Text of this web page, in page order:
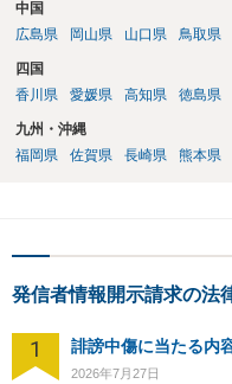
中国
広島県
岡山県 山口県 鳥取県
四国
香川県
愛媛県 高知県 徳島県
九州・沖縄
福岡県
佐賀県 長崎県 熊本県
発信者情報開示請求の法
1
2026年7月27日